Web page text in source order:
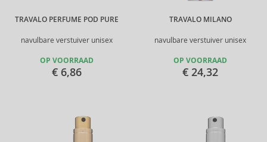
TRAVALO PERFUME POD PURE
navulbare verstuiver unisex
OP VOORRAAD
€ 6,86
TRAVALO MILANO
navulbare verstuiver unisex
OP VOORRAAD
€ 24,32